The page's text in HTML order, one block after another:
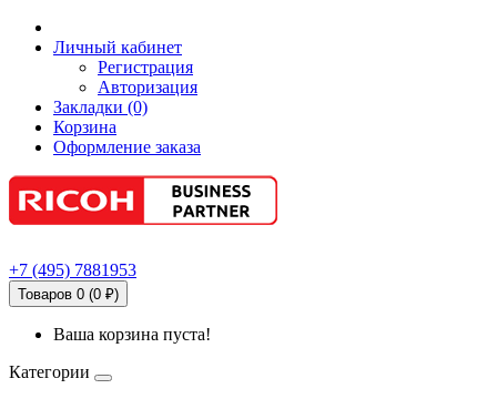
Личный кабинет
Регистрация
Авторизация
Закладки (0)
Корзина
Оформление заказа
+7 (495) 7881953
Товаров 0 (0 ₽)
Ваша корзина пуста!
Категории